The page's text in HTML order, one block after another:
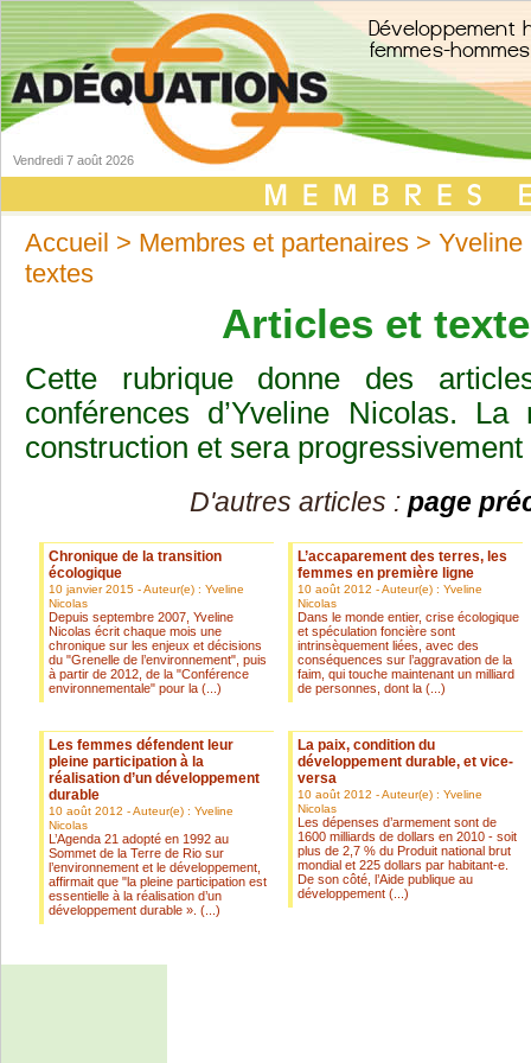
Vendredi 7 août 2026
Accueil > Membres et partenaires > Yveline
textes
Articles et
Cette rubrique donne des
conférences d’Yveline Nicolas.
construction et sera
D'autres articles : page
Chronique de la transition
écologique
10 janvier 2015 - Auteur(e) : Yveline
Nicolas
Depuis septembre 2007, Yveline
Nicolas écrit chaque mois une
chronique sur les enjeux et décisions
du "Grenelle de l’environnement", puis
à partir de 2012, de la "Conférence
environnementale" pour la (...)
L’accaparement des terres, les
femmes en première ligne
10 août 2012 - Auteur(e) : Yveline
Nicolas
Dans le monde entier, crise écologique
et spéculation foncière sont
intrinsèquement liées, avec des
conséquences sur l’aggravation de la
faim, qui touche maintenant un milliard
de personnes, dont la (...)
Les femmes défendent leur
pleine participation à la
réalisation d’un développement
durable
10 août 2012 - Auteur(e) : Yveline
Nicolas
L’Agenda 21 adopté en 1992 au
Sommet de la Terre de Rio sur
l’environnement et le développement,
affirmait que "la pleine participation est
essentielle à la réalisation d’un
développement durable ». (...)
La paix, condition du
développement durable, et vice-
versa
10 août 2012 - Auteur(e) : Yveline
Nicolas
Les dépenses d’armement sont de
1600 milliards de dollars en 2010 - soit
plus de 2,7 % du Produit national brut
mondial et 225 dollars par habitant-e.
De son côté, l’Aide publique au
développement (...)